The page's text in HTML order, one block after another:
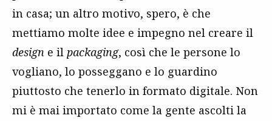
in casa; un altro motivo, spero, è che
mettiamo molte idee e impegno nel creare il
design e il packaging, così che le persone lo
vogliano, lo posseggano e lo guardino
piuttosto che tenerlo in formato digitale. Non
mi è mai importato come la gente ascolti la